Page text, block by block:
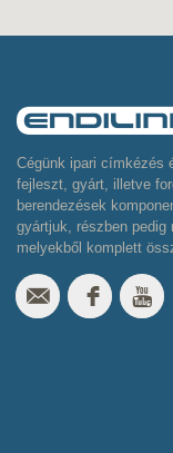
Cégünk ipari címkézés
fejleszt, gyárt, illetve
berendezések
gyártjuk, részben
melyekből komplett